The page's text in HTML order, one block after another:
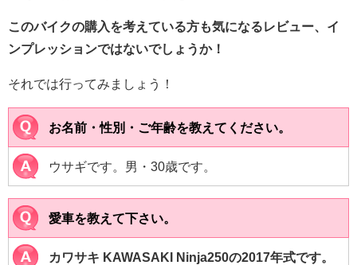
このバイクの購入を考えている方も気になるレビュー、イ
ンプレッションではないでしょうか！
それでは行ってみましょう！
お名前・性別・ご年齢を教えてください。
ウサギです。男・30歳です。
愛車を教えて下さい。
カワサキ KAWASAKI Ninja250の2017年式です。